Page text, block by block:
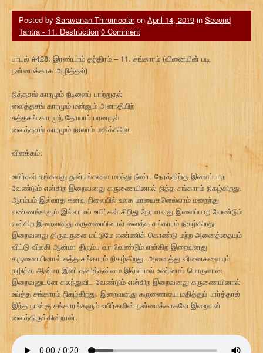
Posted by Saravanan Thirumoolaron April 14, 2019 in Second
Tantra - 11. Destruction 0 Comment
பாடல் #428: இரண்டாம் தந்திரம் – 11. சங்காரம் (வினையின் படி
நன்மைக்காக அழித்தல்)
நித்தசங் காரமும் நீடிளைப் பாற்றுதல்
வைத்தசங் காரமும் மன்னும் அனாதியிற்
சுத்தசங் காரமுந் தோயாப் பரனருள்
வைத்தசங் காரமும் நாலாம் மதிக்கிலே.
விளக்கம்:
உயிர்கள் தங்களது துன்பங்களை மறந்து நீண்ட நேரத்திற்கு இளைப்பாற
வேண்டும் என்கிற இறைவனது கருணையினால் நித்த சங்காரம் நிகழ்கிறது.
ஆரம்பம் இல்லாத கனவு நிலையில் உலக மாயைகளெல்லாம் மறைந்து
எண்ணங்களும் இல்லாமல் உயிர்கள் சிறிது நேரமாவது இளைப்பாற வேண்டும்
என்கிற இறைவனது கருணையினால் வைத்த சங்காரம் நிகழ்கிறது.
இறைவனது திருவருளை மட்டுமே எண்ணிக் கொண்டு மற்ற அனைத்தையும்
விட்டு விலகி ஆன்மா திரும்ப வர வேண்டும் என்கிற இறைவனது
கருணையினால் சுத்த சங்காரம் நிகழ்கிறது. அனைத்து வினைகளையும்
கழித்த ஆன்மா இனி தனித்தன்மை இல்லாமல் உண்மைப் பொருளான
இறைவனுடனே கலந்துவிட வேண்டும் என்கிற இறைவனது கருணையினால்
உய்த்த சங்காரம் நிகழ்கிறது. இறைவனது கருணையை மதித்துப் பார்த்தால்
இந்த நான்கு சங்காரங்களும் உயிர்களின் நன்மைக்காகவே இறைவன்
வைத்திருக்கின்றான்.